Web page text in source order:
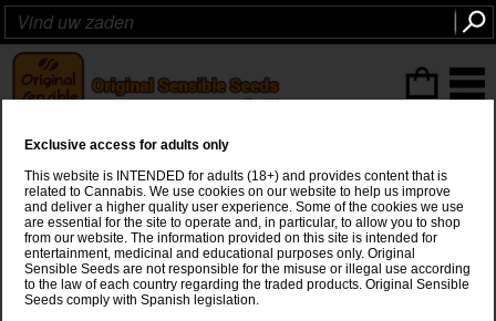
Auto Watermelon OG
Tropicana Cookiesx OG Kush x Auto
Exclusive access for adults only
This website is INTENDED for adults (18+) and provides content that is
related to Cannabis. We use cookies on our website to help us improve
and deliver a higher quality user experience. Some of the cookies we use
are essential for the site to operate and, in particular, to allow you to shop
from our website. The information provided on this site is intended for
entertainment, medicinal and educational purposes only. Original
Sensible Seeds are not responsible for the misuse or illegal use according
to the law of each country regarding the traded products. Original Sensible
Seeds comply with Spanish legislation.